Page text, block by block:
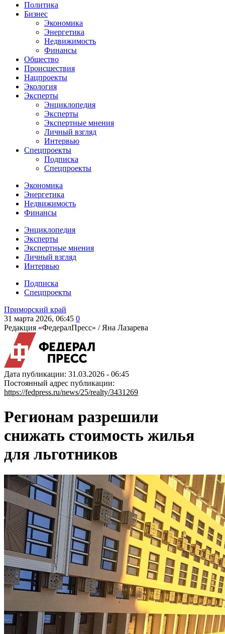
Политика
Бизнес
Экономика
Энергетика
Недвижимость
Финансы
Общество
Происшествия
Нацпроекты
Экология
Эксперты
Энциклопедия
Эксперты
Экспертные мнения
Личный взгляд
Интервью
Спецпроекты
Подписка
Спецпроекты
Экономика
Энергетика
Недвижимость
Финансы
Энциклопедия
Эксперты
Экспертные мнения
Личный взгляд
Интервью
Подписка
Спецпроекты
Приморский край
31 марта 2026, 06:45 0
Редакция «ФедералПресс» / Яна Лазарева
Дата публикации: 31.03.2026 - 06:45
Постоянный адрес публикации:
https://fedpress.ru/news/25/realty/3431269
Регионам разрешили
снижать стоимость жилья
для льготников